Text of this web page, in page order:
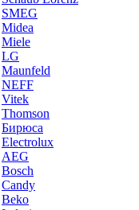
SMEG
Midea
Miele
LG
Maunfeld
NEFF
Vitek
Thomson
Бирюса
Electrolux
AEG
Bosch
Candy
Beko